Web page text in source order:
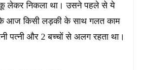
लेकर निकला था। उसने पहले से ये
आज किसी लड़की के साथ गलत काम
पत्नी और 2 बच्चों से अलग रहता था।